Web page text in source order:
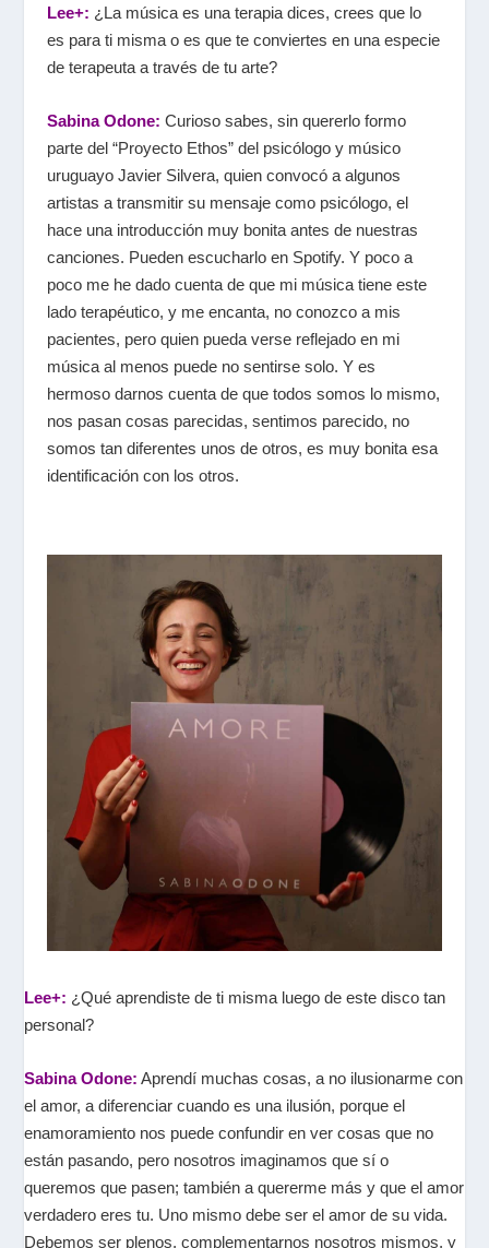
Lee+: ¿La música es una terapia dices, crees que lo
es para ti misma o es que te conviertes en una especie
de terapeuta a través de tu arte?
Sabina Odone: Curioso sabes, sin quererlo formo
parte del “Proyecto Ethos” del psicólogo y músico
uruguayo Javier Silvera, quien convocó a algunos
artistas a transmitir su mensaje como psicólogo, el
hace una introducción muy bonita antes de nuestras
canciones. Pueden escucharlo en Spotify. Y poco a
poco me he dado cuenta de que mi música tiene este
lado terapéutico, y me encanta, no conozco a mis
pacientes, pero quien pueda verse reflejado en mi
música al menos puede no sentirse solo. Y es
hermoso darnos cuenta de que todos somos lo mismo,
nos pasan cosas parecidas, sentimos parecido, no
somos tan diferentes unos de otros, es muy bonita esa
identificación con los otros.
Lee+: ¿Qué aprendiste de ti misma luego de este disco tan
personal?
Sabina Odone: Aprendí muchas cosas, a no ilusionarme con
el amor, a diferenciar cuando es una ilusión, porque el
enamoramiento nos puede confundir en ver cosas que no
están pasando, pero nosotros imaginamos que sí o
queremos que pasen; también a quererme más y que el amor
verdadero eres tu. Uno mismo debe ser el amor de su vida.
Debemos ser plenos, complementarnos nosotros mismos, y